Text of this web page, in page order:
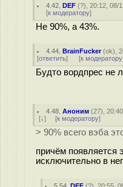
4.42 ,DEF (?), 20:12, 08/
[к модератору]
Не 90%, а 43%.
4.44 ,BrainFucker(ok),
[ответить] [к модератору
Будто вордпрес не
4.48 ,Аноним (27),
[↓] [к модератору]
> 90% всего вэба
причём появляется
исключительно в